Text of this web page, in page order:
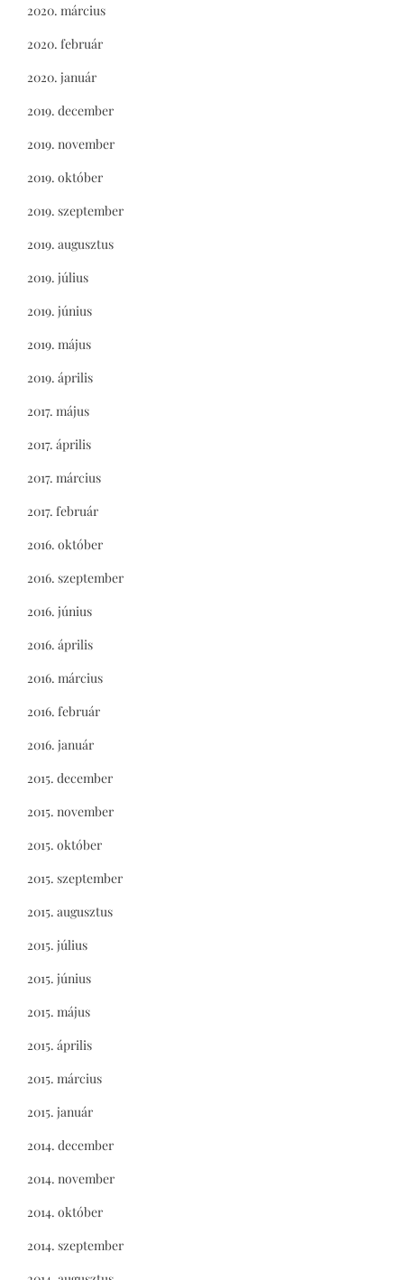
2020. március
2020. február
2020. január
2019. december
2019. november
2019. október
2019. szeptember
2019. augusztus
2019. július
2019. június
2019. május
2019. április
2017. május
2017. április
2017. március
2017. február
2016. október
2016. szeptember
2016. június
2016. április
2016. március
2016. február
2016. január
2015. december
2015. november
2015. október
2015. szeptember
2015. augusztus
2015. július
2015. június
2015. május
2015. április
2015. március
2015. január
2014. december
2014. november
2014. október
2014. szeptember